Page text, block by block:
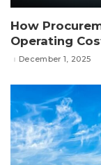
How
Operating
December 1, 2025